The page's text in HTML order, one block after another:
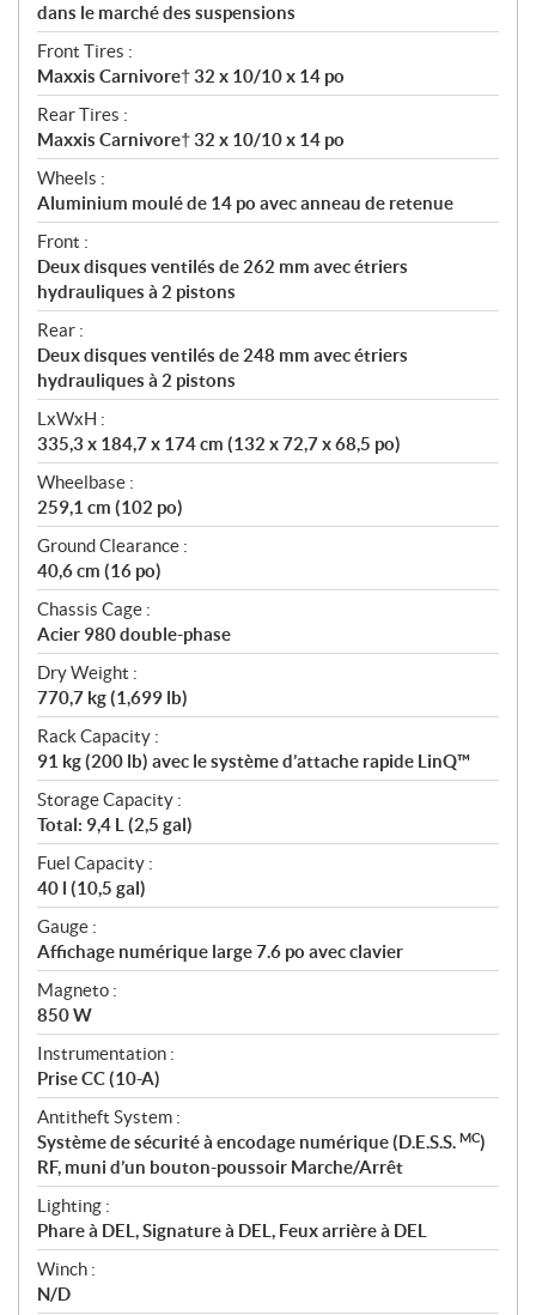
dans le marché des suspensions
Front Tires :
Maxxis Carnivore† 32 x 10/10 x 14 po
Rear Tires :
Maxxis Carnivore† 32 x 10/10 x 14 po
Wheels :
Aluminium moulé de 14 po avec anneau de retenue
Front :
Deux disques ventilés de 262 mm avec étriers
hydrauliques à 2 pistons
Rear :
Deux disques ventilés de 248 mm avec étriers
hydrauliques à 2 pistons
LxWxH :
335,3 x 184,7 x 174 cm (132 x 72,7 x 68,5 po)
Wheelbase :
259,1 cm (102 po)
Ground Clearance :
40,6 cm (16 po)
Chassis Cage :
Acier 980 double-phase
Dry Weight :
770,7 kg (1,699 lb)
Rack Capacity :
91 kg (200 lb) avec le système d’attache rapide LinQ™
Storage Capacity :
Total: 9,4 L (2,5 gal)
Fuel Capacity :
40 l (10,5 gal)
Gauge :
Affichage numérique large 7.6 po avec clavier
Magneto :
850 W
Instrumentation :
Prise CC (10-A)
Antitheft System :
Système de sécurité à encodage numérique (D.E.S.S. MC)
RF, muni d’un bouton-poussoir Marche/Arrêt
Lighting :
Phare à DEL, Signature à DEL, Feux arrière à DEL
Winch :
N/D